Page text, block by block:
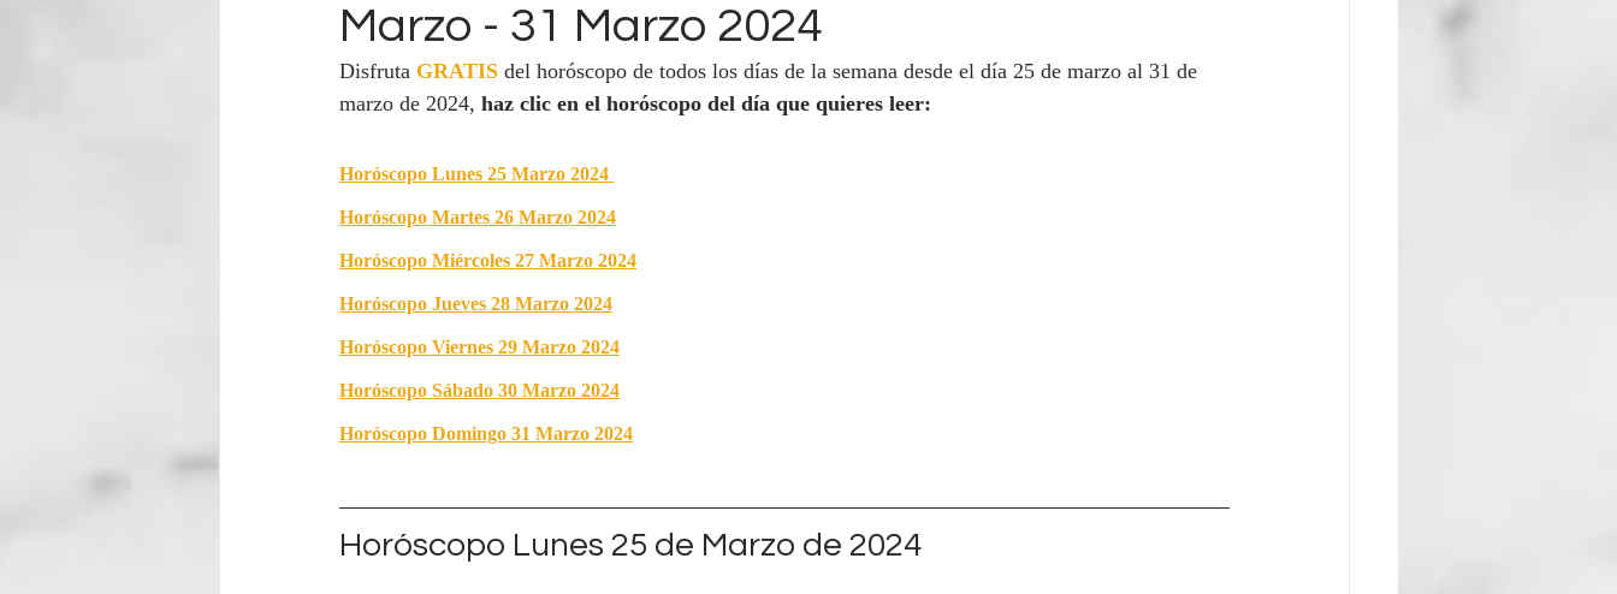
Marzo - 31 Marzo 2024
Disfruta GRATISdel horóscopo de todos los días de la semana desde el día 25 de marzo al 31 de
marzo de 2024, haz clic en el horóscopo del día que quieres leer:
Horóscopo Lunes 25 Marzo 2024
Horóscopo Martes 26 Marzo 2024
Horóscopo Miércoles 27 Marzo 2024
Horóscopo Jueves 28 Marzo 2024
Horóscopo Viernes 29 Marzo 2024
Horóscopo Sábado 30 Marzo 2024
Horóscopo Domingo 31 Marzo 2024
Horóscopo Lunes 25 de Marzo de 2024